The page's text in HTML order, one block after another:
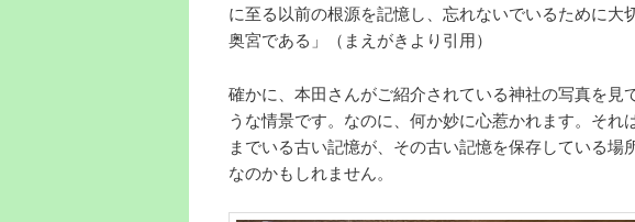
に至る以前の根源を記憶し、忘れないでいるために
奥宮である」（まえがきより引用）
確かに、本田さんがご紹介されている神社の写真を見
うな情景です。なのに、何か妙に心惹かれます。それ
までいる古い記憶が、その古い記憶を保存している場
なのかもしれません。